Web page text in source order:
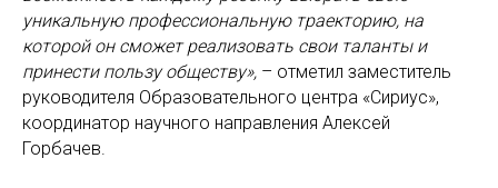
уникальную профессиональную траекторию, на
которой он сможет реализовать свои таланты и
принести пользу обществу», – отметил заместитель
руководителя Образовательного центра «Сириус»,
координатор научного направления Алексей
Горбачев.